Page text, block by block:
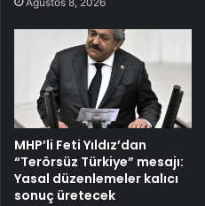
MHP’li Feti Yıldız’dan
“Terörsüz Türkiye” mesajı:
Yasal düzenlemeler kalıcı
sonuç üretecek